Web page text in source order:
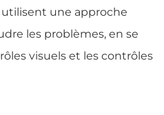
une approche
les problèmes, en se
visuels et les contrôles